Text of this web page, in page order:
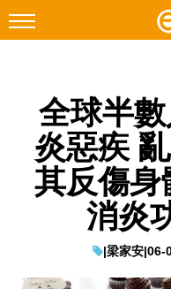
Facebook Instagram
科技焦點
網絡生活
EduTech
全球半
炎惡疾
其反傷身
消炎
|梁家安|06-